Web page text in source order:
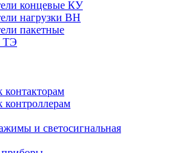
концевые КУ
нагрузки ВН
пакетные
ТЭ
контакторам
контроллерам
и светосигнальная